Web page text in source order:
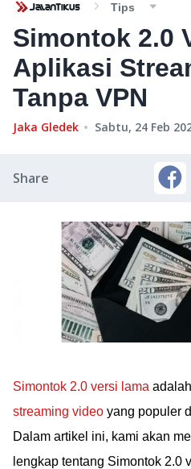
Tips
Simontok 2.0
Aplikasi
Tanpa VPN
Jaka Gledek Sabtu, 24 Feb
Share
Simontok 2.0 versi lama
streaming video yang populer
Dalam artikel ini, kami akan
lengkap tentang Simontok 2.0